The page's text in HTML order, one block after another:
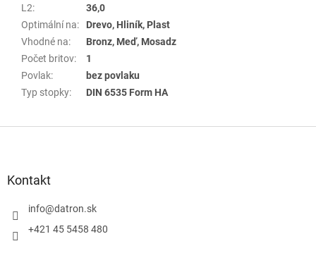
L2:
36,0
Optimální na:
Drevo, Hliník, Plast
Vhodné na:
Bronz, Meď, Mosadz
Počet britov:
1
Povlak:
bez povlaku
Typ stopky: DIN 6535 Form HA
Kontakt
info@datron.sk
+421 45 5458 480